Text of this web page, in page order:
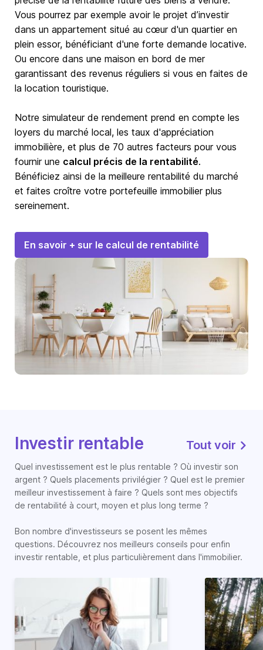
Vous pourrez par exemple avoir le projet d’investir
dans un appartement situé au cœur d'un quartier en
plein essor, bénéficiant d'une forte demande locative.
Ou encore dans une maison en bord de mer
garantissant des revenus réguliers si vous en faites de
la location touristique.
Notre simulateur de rendement prend en compte les
loyers du marché local, les taux d'appréciation
immobilière, et plus de 70 autres facteurs pour vous
fournir une calcul précis de la rentabilité.
Bénéficiez ainsi de la meilleure rentabilité du marché
et faites croître votre portefeuille immobilier plus
sereinement.
En savoir + sur le calcul de rentabilité
Investir rentable Tout voir
Quel investissement est le plus rentable ? Où investir son
argent ? Quels placements privilégier ? Quel est le premier
meilleur investissement à faire ? Quels sont mes objectifs
de rentabilité à court, moyen et plus long terme ?
Bon nombre d'investisseurs se posent les mêmes
questions. Découvrez nos meilleurs conseils pour enfin
investir rentable, et plus particulièrement dans l'immobilier.